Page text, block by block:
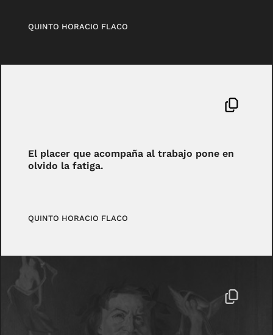
QUINTO HORACIO FLACO
El placer que acompaña al trabajo pone en
olvido la fatiga.
QUINTO HORACIO FLACO